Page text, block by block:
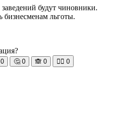
будут чиновники.
бизнесменам льготы.
0 🤔 0 🙈 0 🧘‍♀️ 0